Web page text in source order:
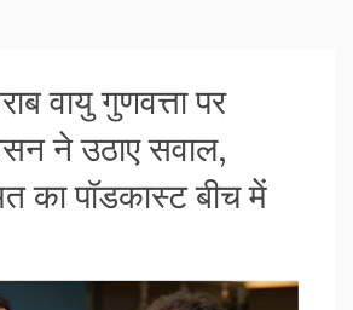
वायु गुणवत्ता पर
ने उठाए सवाल,
का पॉडकास्ट बीच में